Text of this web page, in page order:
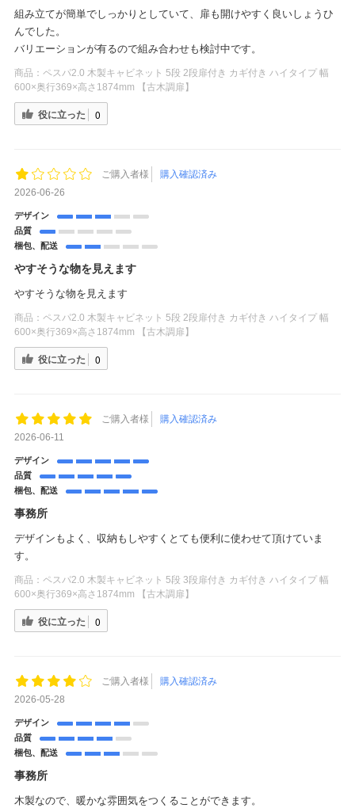
組み立てが簡単でしっかりとしていて、扉も開けやすく良いしょうひ
んでした。
バリエーションが有るので組み合わせも検討中です。
商品： ペスパ2.0 木製キャビネット 5段 2段扉付き カギ付き ハイタイプ 幅
600×奥行369×高さ1874mm 【古木調扉】
役に立った 0
ご購入者様
購入確認済み
2026-06-26
デザイン
品質
梱包、配送
やすそうな物を見えます
やすそうな物を見えます
商品： ペスパ2.0 木製キャビネット 5段 2段扉付き カギ付き ハイタイプ 幅
600×奥行369×高さ1874mm 【古木調扉】
役に立った 0
ご購入者様
購入確認済み
2026-06-11
デザイン
品質
梱包、配送
事務所
デザインもよく、収納もしやすくとても便利に使わせて頂けていま
す。
商品： ペスパ2.0 木製キャビネット 5段 3段扉付き カギ付き ハイタイプ 幅
600×奥行369×高さ1874mm 【古木調扉】
役に立った 0
ご購入者様
購入確認済み
2026-05-28
デザイン
品質
梱包、配送
事務所
木製なので、暖かな雰囲気をつくることができます。